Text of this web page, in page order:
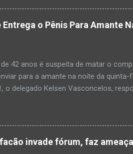
de desidratação e desnutrição,
que a criança estava apresentando,
pais só levaram a menina para UPA
O...
o Pênis Para Amante
42 anos é suspeita de matar o
para a amante na noite da
o delegado Kelsen Vasconcelos,
manhã desta sexta-feira (16), que
para o filho mais velho, de 18
relacionamento, deixe os dois
todo o crime”. Após matar o
invade fórum, faz